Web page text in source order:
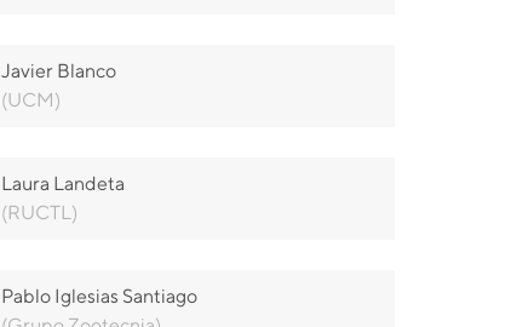
Javier Blanco
(UCM)
Laura Landeta
(RUCTL)
Pablo Iglesias Santiago